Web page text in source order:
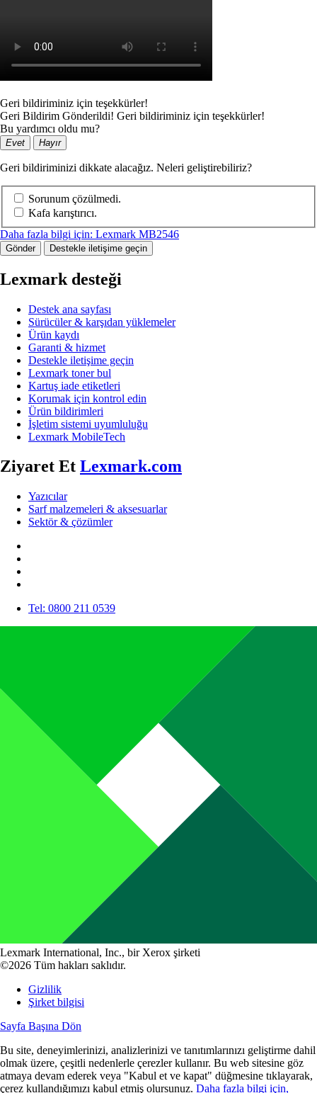
Geri bildiriminiz için teşekkürler!
Geri Bildirim Gönderildi! Geri bildiriminiz için teşekkürler!
Bu yardımcı oldu mu?
Evet Hayır
Geri bildiriminizi dikkate alacağız. Neleri geliştirebiliriz?
Sorunum çözülmedi.
Kafa karıştırıcı.
Daha fazla bilgi için: Lexmark MB2546
Gönder Destekle iletişime geçin
Lexmark desteği
Destek ana sayfası
Sürücüler & karşıdan yüklemeler
Ürün kaydı
Garanti & hizmet
Destekle iletişime geçin
Lexmark toner bul
Kartuş iade etiketleri
Korumak için kontrol edin
Ürün bildirimleri
İşletim sistemi uyumluluğu
Lexmark MobileTech
Ziyaret Et Lexmark.com
Yazıcılar
Sarf malzemeleri & aksesuarlar
Sektör & çözümler
Tel: 0800 211 0539
Lexmark International, Inc., bir Xerox şirketi
©2026 Tüm hakları saklıdır.
Gizlilik
Şirket bilgisi
Sayfa Başına Dön
Bu site, deneyimlerinizi, analizlerinizi ve tanıtımlarınızı geliştirme dahil
olmak üzere, çeşitli nedenlerle çerezler kullanır. Bu web sitesine göz
atmaya devam ederek veya "Kabul et ve kapat" düğmesine tıklayarak,
çerez kullandığımızı kabul etmiş olursunuz. Daha fazla bilgi için,